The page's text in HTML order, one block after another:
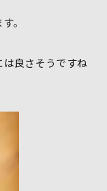
。
は良さそうですね